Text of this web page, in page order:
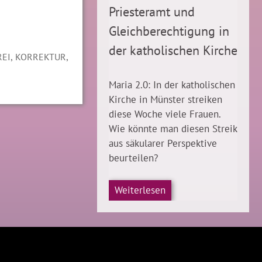
, KORREKTUR,
Priesteramt und
Gleichberechtigung in
der katholischen Kirche
Maria 2.0: In der katholischen
Kirche in Münster streiken
diese Woche viele Frauen.
Wie könnte man diesen Streik
aus säkularer Perspektive
beurteilen?
Weiterlesen